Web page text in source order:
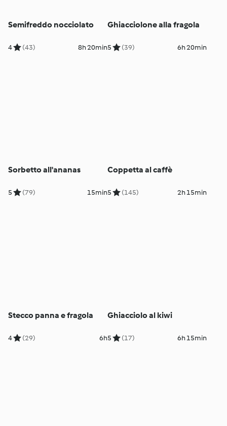
Semifreddo nocciolato
4 (43) 8h 20min
Ghiacciolone alla fragola
5 (39) 6h 20min
Sorbetto all'ananas
5 (79) 15min
Coppetta al caffè
5 (145) 2h 15min
Stecco panna e fragola
4 (29) 6h
Ghiacciolo al kiwi
5 (17) 6h 15min